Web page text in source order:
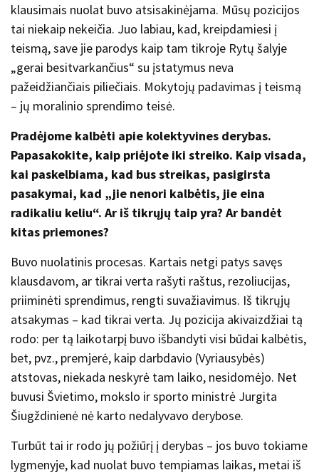
klausimais nuolat buvo atsisakinėjama. Mūsų pozicijos
tai niekaip nekeičia. Juo labiau, kad, kreipdamiesi į
teismą, save jie parodys kaip tam tikroje Rytų šalyje
„gerai besitvarkančius“ su įstatymus neva
pažeidžiančiais piliečiais. Mokytojų padavimas į teismą
– jų moralinio sprendimo teisė.
Pradėjome kalbėti apie kolektyvines derybas.
Papasakokite, kaip priėjote iki streiko. Kaip visada,
kai paskelbiama, kad bus streikas, pasigirsta
pasakymai, kad „jie nenori kalbėtis, jie eina
radikaliu keliu“. Ar iš tikrųjų taip yra? Ar bandėt
kitas priemones?
Buvo nuolatinis procesas. Kartais netgi patys savęs
klausdavom, ar tikrai verta rašyti raštus, rezoliucijas,
priiminėti sprendimus, rengti suvažiavimus. Iš tikrųjų
atsakymas – kad tikrai verta. Jų pozicija akivaizdžiai tą
rodo: per tą laikotarpį buvo išbandyti visi būdai kalbėtis,
bet, pvz., premjerė, kaip darbdavio (Vyriausybės)
atstovas, niekada neskyrė tam laiko, nesidomėjo. Net
buvusi Švietimo, mokslo ir sporto ministrė Jurgita
Šiugždinienė nė karto nedalyvavo derybose.
Turbūt tai ir rodo jų požiūrį į derybas – jos buvo tokiame
lygmenyje, kad nuolat buvo tempiamas laikas, metai iš